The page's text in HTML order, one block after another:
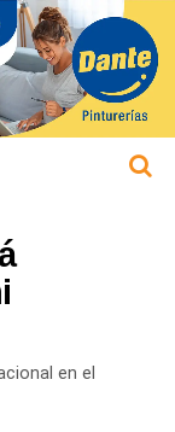
en el